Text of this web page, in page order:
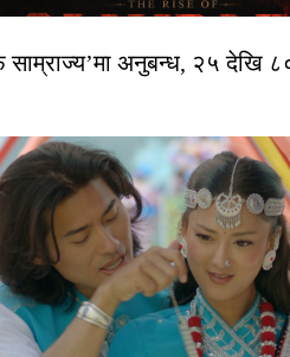
अनुबन्ध, २५ देखि